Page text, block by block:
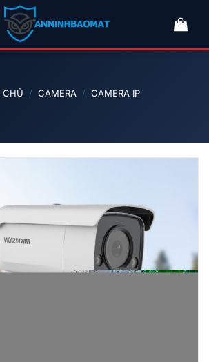
CHỦ / CAMERA / CAMERA IP